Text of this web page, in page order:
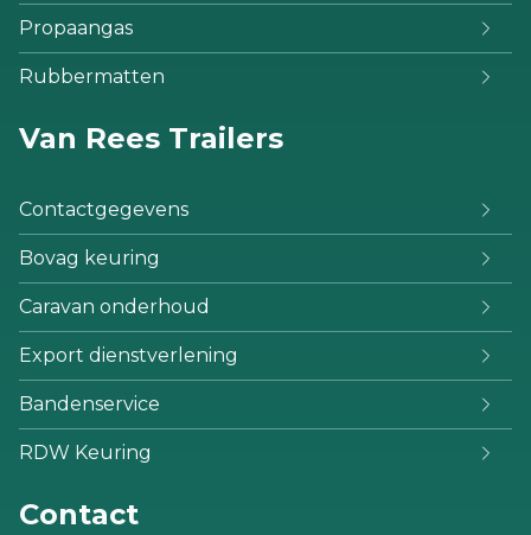
Propaangas
Rubbermatten
Van Rees Trailers
Contactgegevens
Bovag keuring
Caravan onderhoud
Export dienstverlening
Bandenservice
RDW Keuring
Contact